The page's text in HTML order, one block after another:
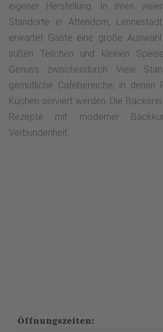
eigener Herstellung. In ihren
Standorte in Attendorn,
erwartet Gäste eine große
süßen Teilchen und kleinen
Genuss zwischendurch. Viele
gemütliche Cafébereiche, in denen
Kuchen serviert werden. Die
Rezepte mit moderner
Verbundenheit.
Öffnungszeiten: